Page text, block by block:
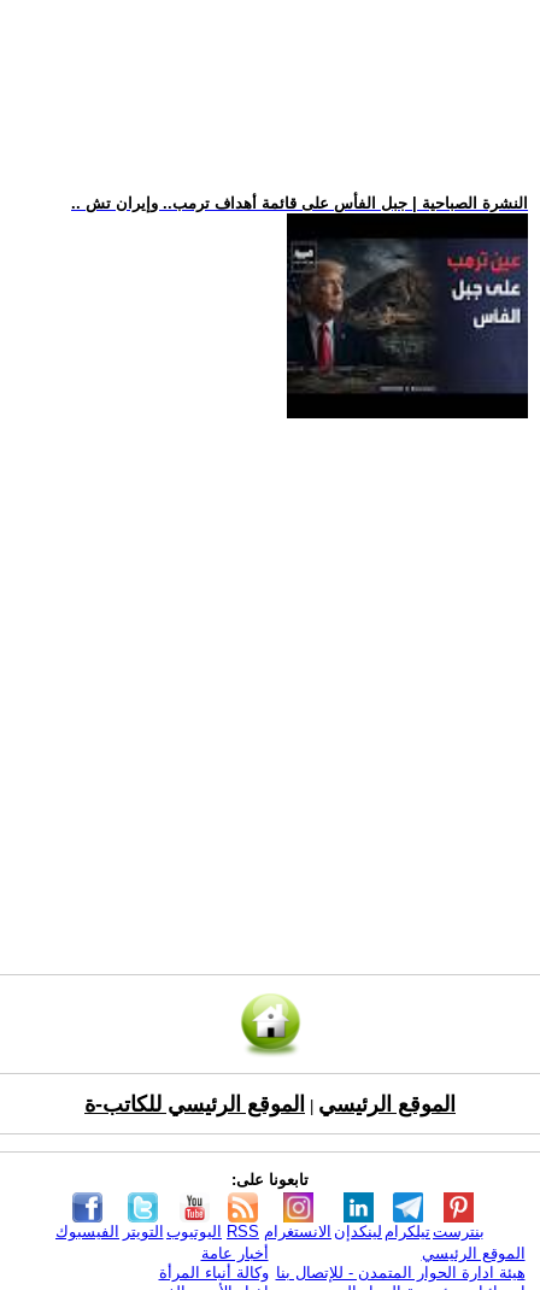
.. النشرة الصباحية | جبل الفأس على قائمة أهداف ترمب.. وإيران تش
الموقع الرئيسي الموقع الرئيسي للكاتب-ة
تابعونا على:
الفيسبوك التويتر اليوتيوب RSS الانستغرام لينكدإن تيلكرامبنترست
الموقع الرئيسي
هيئة ادارة الحوار المتمدن - للإتصال بنا
أخبار عامة
وكالة أنباء المرأة